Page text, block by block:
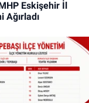
Eskişehir İl
Ağırladı